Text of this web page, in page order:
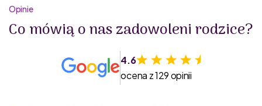
Opinie
Co mówią o nas zadowoleni rodzice?
4.6
ocena z 129 opinii